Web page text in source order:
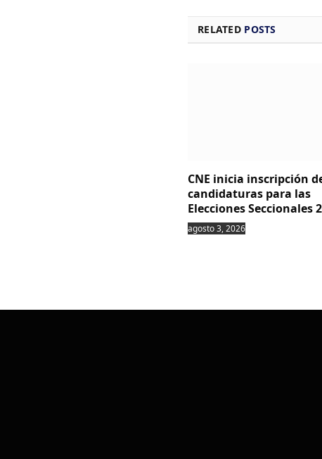
RELATED POSTS
CNE inicia inscripción
candidaturas para las
Elecciones Seccionales
agosto 3, 2026